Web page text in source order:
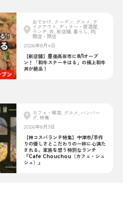
おでかけ, クーポン, グルメ, テ
イクアウト, ディナー・居酒屋,
ランチ, 丼, 新店舗, 暮らし, 肉,
開店・閉店
2026年8月4日
【新店舗】豊後高田市に8/1オープ
ン！「和牛ステーキはる」の極上和牛
丼が絶品！
カフェ・喫茶, グルメ, ハンバー
グ, 特集
2026年8月3日
【神コスパランチ特集】中津市/手作
りの優しさとこだわりの一杯に心満た
される。家族を想う特別なランチ
『Cafe Chouchou（カフェ・シュ
シュ）』